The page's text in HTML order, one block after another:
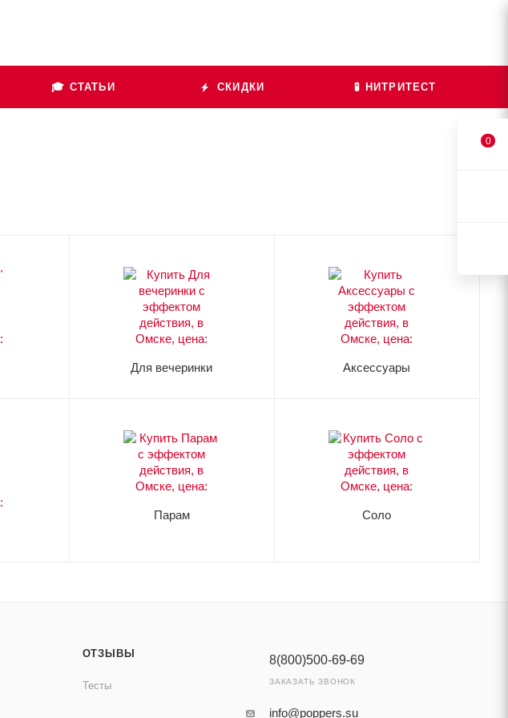
🎓 СТАТЬИ СКИДКИ 🧪 НИТРИТЕСТ
Для вечеринки Аксессуары
Парам Соло
ОТЗЫВЫ
Тесты
8(800)500-69-69
ЗАКАЗАТЬ ЗВОНОК
info@poppers.su
0